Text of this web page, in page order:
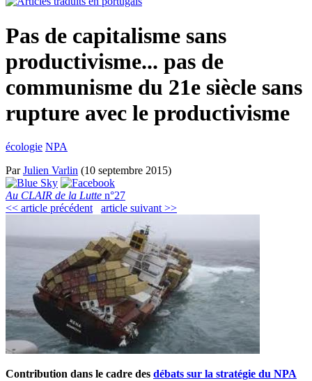
Pas de capitalisme sans
productivisme... pas de
communisme du 21e siècle sans
rupture avec le productivisme
écologie NPA
ParJulien Varlin (10 septembre 2015)
Au CLAIR de la Lutte n°27
<< article précédent
article suivant >>
Contribution dans le cadre des débats sur la stratégie du NPA